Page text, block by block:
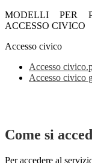
MODELLI PER
ACCESSO CIVICO
Accesso civico
Accesso
Accesso civico
Come si
Per accedere al